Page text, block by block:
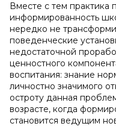
Вместе с тем практика
информированность
нередко не
поведенческие
недостаточной
ценностного
воспитания: знание
личностно значимого
остроту данная
возрасте, когда
становится ведущим